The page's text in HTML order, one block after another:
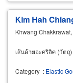
Kim Hah
Khwang
เส้นด้ายอะคริลิค (วัตถุ
Category : Elastic